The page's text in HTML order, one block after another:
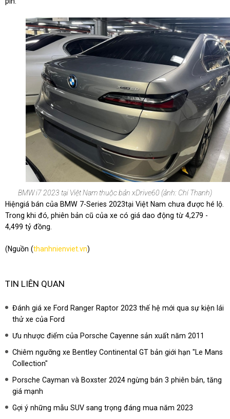
BMW i7 2023 tại Việt Nam thuộc bản xDrive60 (ảnh: Chí Thanh)
Hiệngiá bán của BMW 7-Series 2023tại Việt Nam chưa được hé lộ.
Trong khi đó, phiên bản cũ của xe có giá dao động từ 4,279 -
4,499 tỷ đồng.
(Nguồn (thanhnienviet.vn)
TIN LIÊN QUAN
Đánh giá xe Ford Ranger Raptor 2023 thế hệ mới qua sự kiện lái
thử xe của Ford
Ưu nhược điểm của Porsche Cayenne sản xuất năm 2011
Chiêm ngưỡng xe Bentley Continental GT bản giới hạn "Le Mans
Collection"
Porsche Cayman và Boxster 2024 ngừng bán 3 phiên bản, tăng
giá mạnh
Gợi ý những mẫu SUV sang trọng đáng mua năm 2023